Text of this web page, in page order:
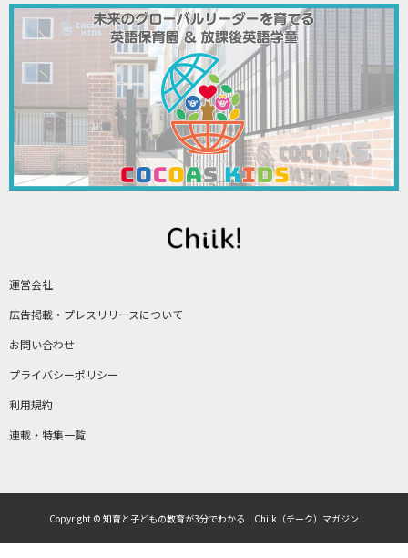
運営会社
広告掲載・プレスリリースについて
お問い合わせ
プライバシーポリシー
利用規約
連載・特集一覧
Copyright © 知育と子どもの教育が3分でわかる｜Chiik（チーク）マガジン